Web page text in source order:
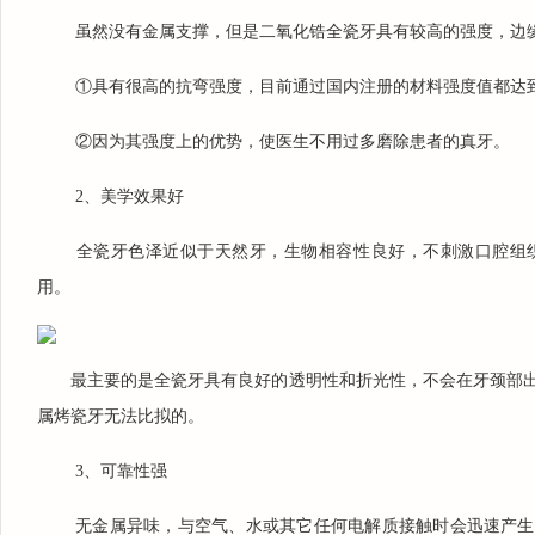
虽然没有金属支撑，但是二氧化锆全瓷牙具有较高的强度，边
①具有很高的抗弯强度，目前通过国内注册的材料强度值都达
②因为其强度上的优势，使医生不用过多磨除患者的真牙。
2、美学效果好
全瓷牙色泽近似于天然牙，生物相容性良好，不刺激口腔
用。
最主要的是全瓷牙具有良好的透明性和折光性，不会在牙颈
属烤瓷牙无法比拟的。
3、可靠性强
无金属异味，与空气、水或其它任何电解质接触时会迅速产